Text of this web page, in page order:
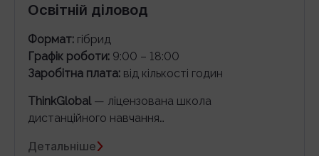
Освітній діловод
Формат: гібрид
Графік роботи: 9:00 – 18:00
Заробітна плата: від кількості годин
ThinkGlobal — ліцензована школа
дистанційного навчання…
Детальніше